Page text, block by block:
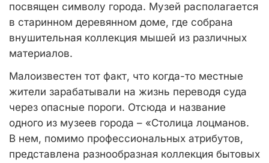
посвящен символу города. Музей располагается
в старинном деревянном доме, где собрана
внушительная коллекция мышей из различных
материалов.
Малоизвестен тот факт, что когда-то местные
жители зарабатывали на жизнь переводя суда
через опасные пороги. Отсюда и название
одного из музеев города – «Столица лоцманов.
В нем, помимо профессиональных атрибутов,
представлена разнообразная коллекция бытовых